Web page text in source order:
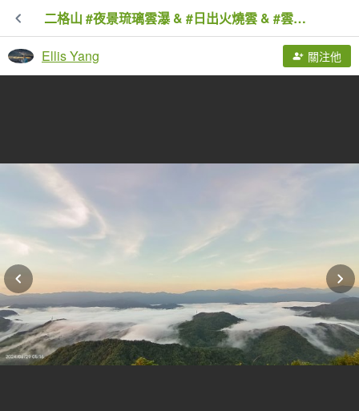
二格山 #夜景琉璃雲瀑 & #日出火燒雲 & #雲海流瀑 6/28&29
Ellis Yang 關注他